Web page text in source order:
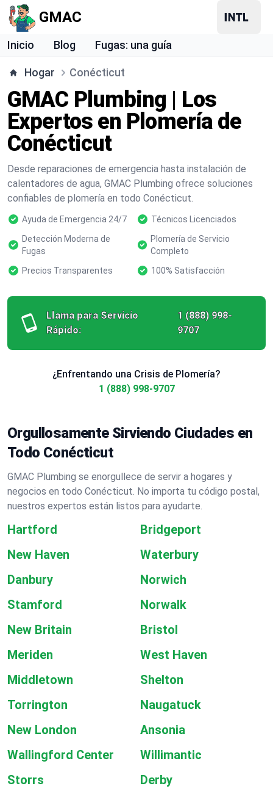
GMAC
Inicio Blog Fugas: una guía
Hogar Conécticut
GMAC Plumbing | Los
Expertos en Plomería de
Conécticut
Desde reparaciones de emergencia hasta instalación de
calentadores de agua, GMAC Plumbing ofrece soluciones
confiables de plomería en todo Conécticut.
Ayuda de Emergencia 24/7
Técnicos Licenciados
Detección Moderna de
Fugas
Plomería de Servicio
Completo
Precios Transparentes
100% Satisfacción
Llama para Servicio
Rápido:
1 (888) 998-
9707
¿Enfrentando una Crisis de Plomería?
1 (888) 998-9707
Orgullosamente Sirviendo Ciudades en
Todo Conécticut
GMAC Plumbing se enorgullece de servir a hogares y
negocios en todo Conécticut. No importa tu código postal,
nuestros expertos están listos para ayudarte.
Hartford
Bridgeport
New Haven
Waterbury
Danbury
Norwich
Stamford
Norwalk
New Britain
Bristol
Meriden
West Haven
Middletown
Shelton
Torrington
Naugatuck
New London
Ansonia
Wallingford Center
Willimantic
Storrs
Derby